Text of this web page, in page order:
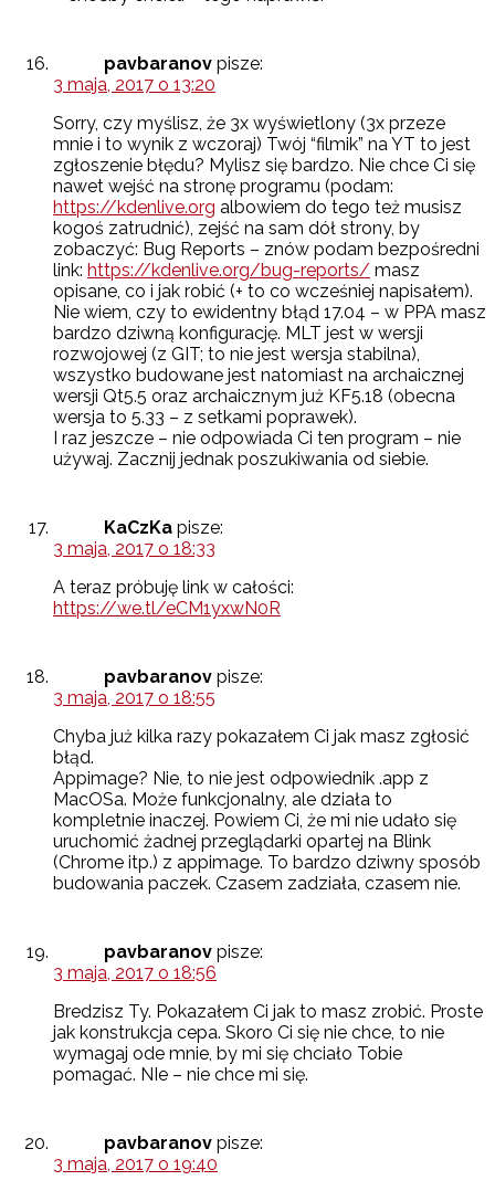
pavbaranov pisze:
3 maja, 2017 o 13:20
Sorry, czy myślisz, że 3x wyświetlony (3x przeze
mnie i to wynik z wczoraj) Twój “filmik” na YT to jest
zgłoszenie błędu? Mylisz się bardzo. Nie chce Ci się
nawet wejść na stronę programu (podam:
https://kdenlive.org albowiem do tego też musisz
kogoś zatrudnić), zejść na sam dół strony, by
zobaczyć: Bug Reports – znów podam bezpośredni
link: https://kdenlive.org/bug-reports/ masz
opisane, co i jak robić (+ to co wcześniej napisałem).
Nie wiem, czy to ewidentny błąd 17.04 – w PPA masz
bardzo dziwną konfigurację. MLT jest w wersji
rozwojowej (z GIT; to nie jest wersja stabilna),
wszystko budowane jest natomiast na archaicznej
wersji Qt5.5 oraz archaicznym już KF5.18 (obecna
wersja to 5.33 – z setkami poprawek).
I raz jeszcze – nie odpowiada Ci ten program – nie
używaj. Zacznij jednak poszukiwania od siebie.
KaCzKa pisze:
3 maja, 2017 o 18:33
A teraz próbuję link w całości:
https://we.tl/eCM1yxwN0R
pavbaranov pisze:
3 maja, 2017 o 18:55
Chyba już kilka razy pokazałem Ci jak masz zgłosić
błąd.
Appimage? Nie, to nie jest odpowiednik .app z
MacOSa. Może funkcjonalny, ale działa to
kompletnie inaczej. Powiem Ci, że mi nie udało się
uruchomić żadnej przeglądarki opartej na Blink
(Chrome itp.) z appimage. To bardzo dziwny sposób
budowania paczek. Czasem zadziała, czasem nie.
pavbaranov pisze:
3 maja, 2017 o 18:56
Bredzisz Ty. Pokazałem Ci jak to masz zrobić. Proste
jak konstrukcja cepa. Skoro Ci się nie chce, to nie
wymagaj ode mnie, by mi się chciało Tobie
pomagać. NIe – nie chce mi się.
pavbaranov pisze:
3 maja, 2017 o 19:40